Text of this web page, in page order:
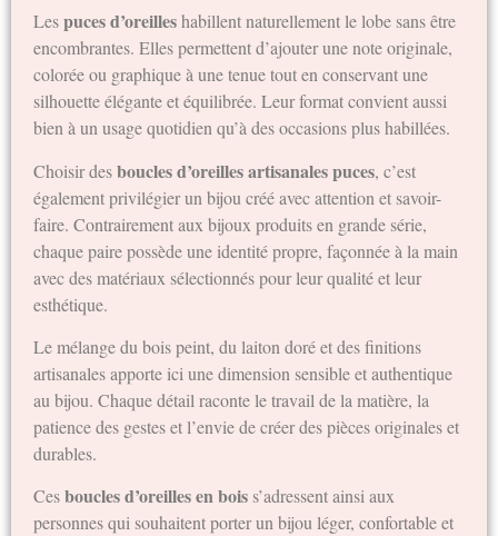
Lespuces d’oreilleshabillent naturellement le lobe sans être
encombrantes. Elles permettent d’ajouter une note originale,
colorée ou graphique à une tenue tout en conservant une
silhouette élégante et équilibrée. Leur format convient aussi
bien à un usage quotidien qu’à des occasions plus habillées.
Choisir desboucles d’oreilles artisanales puces, c’est
également privilégier un bijou créé avec attention et savoir-
faire. Contrairement aux bijoux produits en grande série,
chaque paire possède une identité propre, façonnée à la main
avec des matériaux sélectionnés pour leur qualité et leur
esthétique.
Le mélange du bois peint, du laiton doré et des finitions
artisanales apporte ici une dimension sensible et authentique
au bijou. Chaque détail raconte le travail de la matière, la
patience des gestes et l’envie de créer des pièces originales et
durables.
Cesboucles d’oreilles en bois s’adressent ainsi aux
personnes qui souhaitent porter un bijou léger, confortable et